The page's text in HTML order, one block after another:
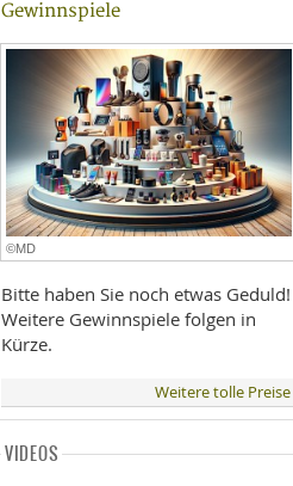
Gewinnspiele
©MD
Bitte haben Sie noch etwas Geduld!
Weitere Gewinnspiele folgen in
Kürze.
Weitere tolle Preise
VIDEOS